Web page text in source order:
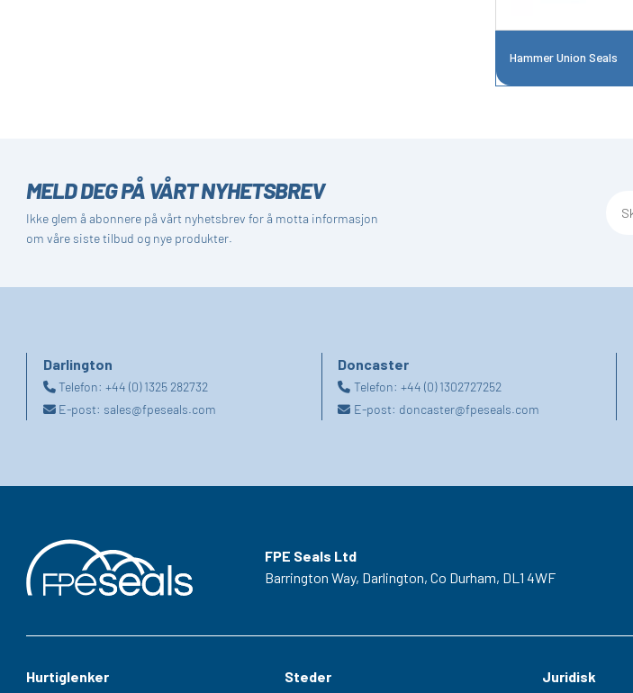
Hammer Union Seals
MELD DEG PÅ VÅRT NYHETSBREV
Ikke glem å abonnere på vårt nyhetsbrev for å motta informasjon
om våre siste tilbud og nye produkter.
Darlington
Telefon:+44 (0) 1325 282732
E-post: sales@fpeseals.com
Doncaster
Telefon: +44 (0) 1302727252
E-post: doncaster@fpeseals.com
FPE Seals Ltd
Barrington Way, Darlington, Co Durham, DL1 4WF
Hurtiglenker Steder Juridisk